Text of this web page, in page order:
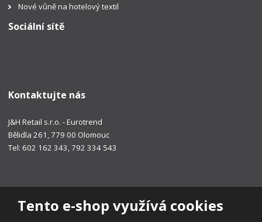
Tento e-shop využívá cookies
Nové vůně na hotelový textil
Sociální sítě
Kontaktujte nás
J&H Retail s.r.o. - Eurotrend
Bělidla 261, 779 00 Olomouc
Tel: 602 162 343, 792 334 543